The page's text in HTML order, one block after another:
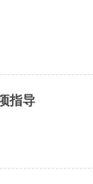
指导